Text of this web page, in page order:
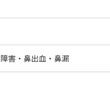
害・鼻出血・鼻漏